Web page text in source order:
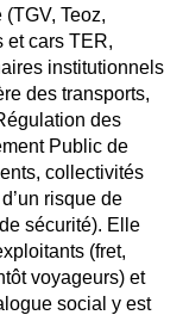
Teoz,
et cars TER,
institutionnels
des transports,
des
Public de
collectivités
risque de
sécurité). Elle
(fret,
voyageurs) et
social y est